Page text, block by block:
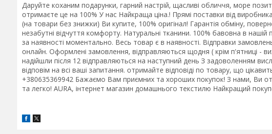
Даруйте коханим подарунки, гарний настрій, щасливі обличчя, море
отримаєте це на 100% У нас Найкраща ціна.! Прямі поставки від
(на товари без знижки) Ви купите, 100% оригінал! Гарантія обміну,
незабутні відчуття комфорту. Натуральні тканини. 100% бавовна в нашій
за наявності моментально. Весь товар є в наявності. Відправки
онлайн. Оформлені замовлення, відправляються щодня ( крім п'ятниці -
надійшли після 12 відправляються на наступний день З задоволенням
відповім на всі ваші запитання. отримайте відповіді по товару, що
+380635369942 Бажаємо Вам приємних та хороших покупок! З нами, Ви
та легко! AURA, інтернет магазин домашнього текстилю Найкращий